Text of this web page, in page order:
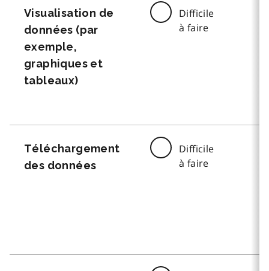
Visualisation de
données (par
exemple,
graphiques et
tableaux)
Difficile
à faire
Téléchargement
des données
Difficile
à faire